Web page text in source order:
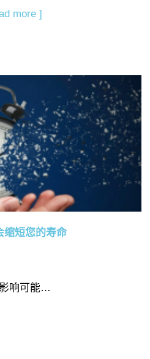
more ]
缩短您的寿命
响可能…